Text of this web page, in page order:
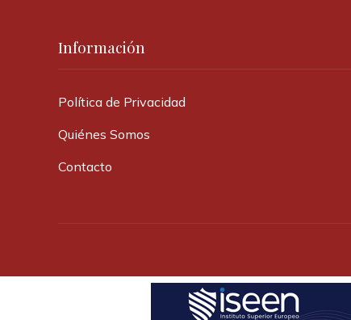
Información
Política de Privacidad
Quiénes Somos
Contacto